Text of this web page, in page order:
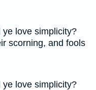
love simplicity?
scorning, and fools
love simplicity?